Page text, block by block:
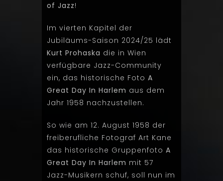
of Jazz!
Im vierten Kapitel der
Jubiläums-Saison 2024/25 lädt
Kurt Prohaska die in Wien
verfügbare Jazz-Community
ein, das historische Foto A
Great Day In Harlem aus dem
Jahr 1958 nachzustellen.
So wie am 12. August 1958 der
freiberufliche Fotograf Art Kane
das historische Gruppenfoto A
Great Day In Harlem mit 57
Jazz-Musikern schuf, soll nun im